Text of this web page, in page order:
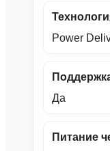
Power
Да
Питание